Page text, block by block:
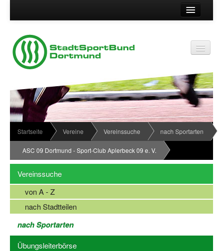
Suche
Vereinsservice
Vereinskennziffer
Passwort
Kontakt
Impressum
Datenschutz
Wir über uns
Organisationsstruktur
News
Termine
Sportabzeichen
Downloadbereich
Newsletter Anmeldung
Stellenangebote SSB Dortmund
Startseite Vereine Vereinssuche nach Sportarten
ASC 09 Dortmund - Sport-Club Aplerbeck 09 e. V.
Vereinssuche
von A - Z
nach Stadtteilen
nach Sportarten
Übungsleiterbörse